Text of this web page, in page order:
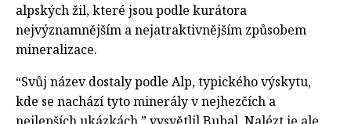
alpských žil, které jsou podle kurátora
nejvýznamnějším a nejatraktivnějším způsobem
mineralizace.
“Svůj název dostaly podle Alp, typického výskytu,
kde se nachází tyto minerály v nejhezčích a